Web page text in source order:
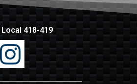
418-419